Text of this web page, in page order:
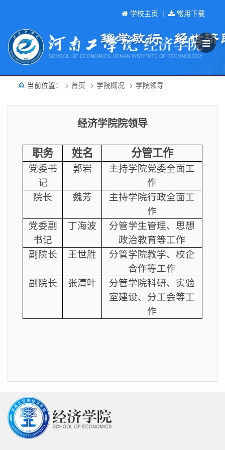
学校主页 | 常用下载
当前位置： 首页 学院概况 学院领导
经济学院院领导
职务 姓名 分管工作
党委书
记
郭岩
主持学院党委全面工
作
院长
魏芳
主持学院行政全面工
作
党委副
书记
丁海波
分管学生管理、思想
政治教育等工作
副院长
王世胜
分管学院教学、校企
合作等工作
副院长
张清叶
分管学院科研、实验
室建设、分工会等工
作